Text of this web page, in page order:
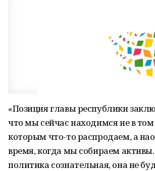
«Позиция главы республики
что мы сейчас находимся не в том
которым что-то распродаем, а
время, когда мы собираем
политика сознательная, она не